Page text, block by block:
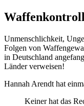
Unmenschlichkeit,
Folgen von
in Deutschland
Länder verweisen!
Hannah Arendt hat
Keiner hat das